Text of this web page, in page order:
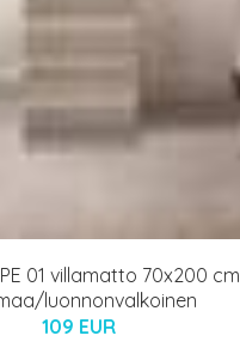
01 villamatto 70x200 cm
luonnonvalkoinen
109 EUR